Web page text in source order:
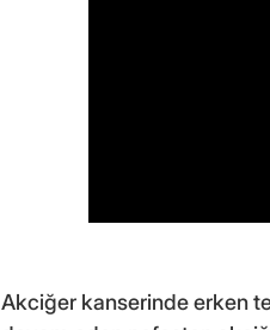
Akciğer kanserinde erken